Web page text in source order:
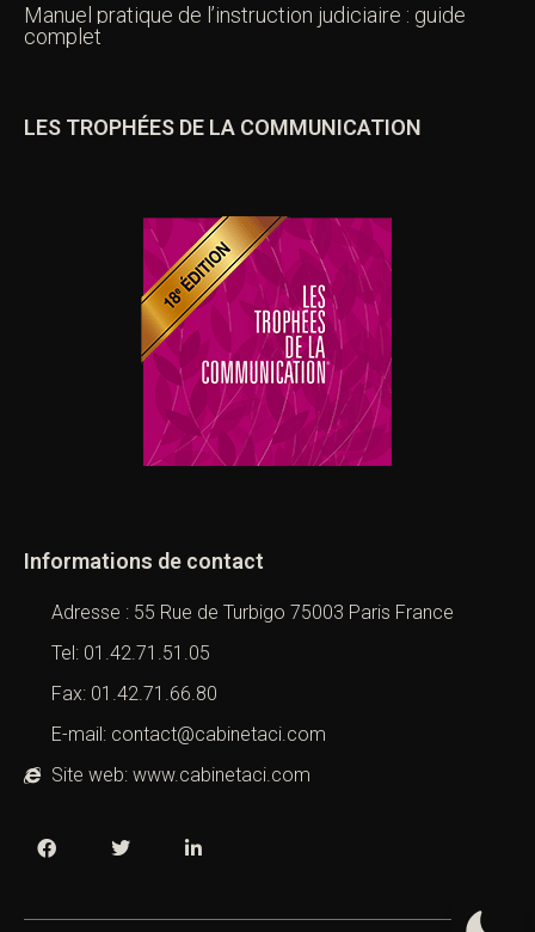
Manuel pratique de l’instruction judiciaire : guide
complet
LES TROPHÉES DE LA COMMUNICATION
Informations de contact
Adresse : 55 Rue de Turbigo 75003 Paris France
Tel: 01.42.71.51.05
Fax: 01.42.71.66.80
E-mail: contact@cabinetaci.com
Site web: www.cabinetaci.com